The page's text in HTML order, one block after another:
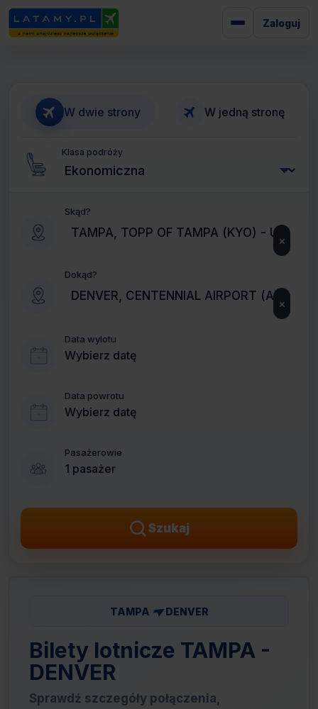
Zaloguj
TAMPA DENVER
Bilety lotnicze TAMPA -
DENVER
Sprawdź szczegóły połączenia,
W dwie strony W jedną stronę
Klasa podróży
Skąd?
×
Dokąd?
×
Data wylotu
Wybierz datę
Data powrotu
Wybierz datę
Pasażerowie
1 pasażer
Szukaj